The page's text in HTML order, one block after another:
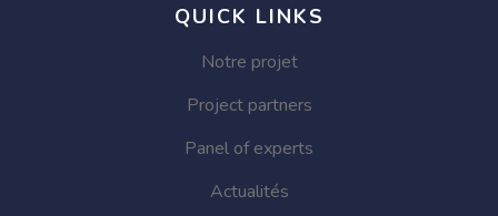
QUICK LINKS
Notre projet
Project partners
Panel of experts
Actualités